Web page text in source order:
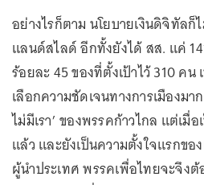
อย่างไรก็ตาม นโยบายเงินดิจิทัลก็
แลนด์สไลด์ อีกทั้งยังได้ สส. แค่
ร้อยละ 45 ของที่ตั้งเป้าไว้ 310 ค
เลือกความชัดเจนทางการเมืองมา
ไม่มีเรา’ ของพรรคก้าวไกล แต่เมื่
แล้ว และยังเป็นความตั้งใจแรกขอ
ผู้นำประเทศ พรรคเพื่อไทยจะจึง